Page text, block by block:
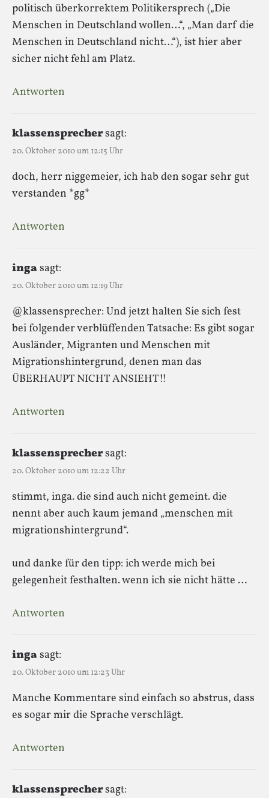
politisch überkorrektem Politikersprech („Die
Menschen in Deutschland wollen…“, „Man darf die
Menschen in Deutschland nicht…“), ist hier aber
sicher nicht fehl am Platz.
Antworten
klassensprechersagt:
20. Oktober 2010 um 12:15 Uhr
doch, herr niggemeier, ich hab den sogar sehr gut
verstanden *gg*
Antworten
ingasagt:
20. Oktober 2010 um 12:19 Uhr
@klassensprecher: Und jetzt halten Sie sich fest
bei folgender verblüffenden Tatsache: Es gibt sogar
Ausländer, Migranten und Menschen mit
Migrationshintergrund, denen man das
ÜBERHAUPT NICHT ANSIEHT!!
Antworten
klassensprechersagt:
20. Oktober 2010 um 12:22 Uhr
stimmt, inga. die sind auch nicht gemeint. die
nennt aber auch kaum jemand „menschen mit
migrationshintergrund“.
und danke für den tipp: ich werde mich bei
gelegenheit festhalten. wenn ich sie nicht hätte …
Antworten
ingasagt:
20. Oktober 2010 um 12:23 Uhr
Manche Kommentare sind einfach so abstrus, dass
es sogar mir die Sprache verschlägt.
Antworten
klassensprechersagt: